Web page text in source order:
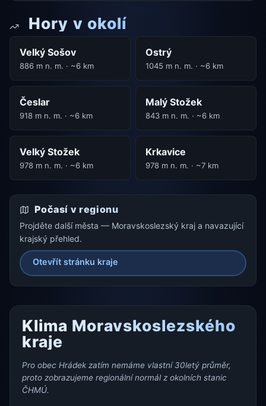
Hory v okolí
Velký Sošov
886 m n. m. · ~6 km
Ostrý
1045 m n. m. · ~6 km
Česlar
918 m n. m. · ~6 km
Malý Stožek
843 m n. m. · ~6 km
Velký Stožek
978 m n. m. · ~6 km
Krkavice
978 m n. m. · ~7 km
Počasí v regionu
Projděte další města — Moravskoslezský kraj a navazující
krajský přehled.
Otevřít stránku kraje
Klima Moravskoslezského
kraje
Pro obec Hrádek zatím nemáme vlastní 30letý průměr,
proto zobrazujeme regionální normál z okolních stanic
ČHMÚ.